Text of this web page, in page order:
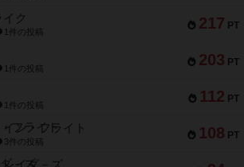
217 PT
ク
1件の投稿
203 PT
1件の投稿
112 PT
1件の投稿
108 PT
ン・フライト
3件の投稿
イダ－ズ